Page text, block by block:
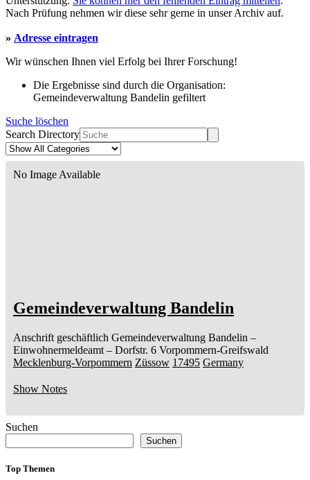
Nach Prüfung nehmen wir diese sehr gerne in unser Archiv auf.
» Adresse eintragen
Wir wünschen Ihnen viel Erfolg bei Ihrer Forschung!
Die Ergebnisse sind durch die Organisation:
Gemeindeverwaltung Bandelin gefiltert
Suche löschen
Search Directory
No Image Available
Gemeindeverwaltung Bandelin
Anschrift geschäftlich Gemeindeverwaltung Bandelin –
Einwohnermeldeamt – Dorfstr. 6 Vorpommern-Greifswald
Mecklenburg-Vorpommern Züssow 17495 Germany
Show Notes
Suchen
Suchen
Top Themen